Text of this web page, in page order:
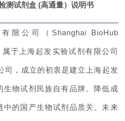
测试剂盒(高通量） 说明书
限公司（ Shanghai BioHub
于上海起发实验试剂有限公司
司，成立的初衷是建立上海起发
生物试剂民族自有品牌。降低成
中的国产生物试剂品质关。未来